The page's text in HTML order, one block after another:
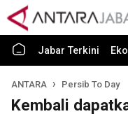
Jabar Terkini
ANTARA Persib To Day
Kembali